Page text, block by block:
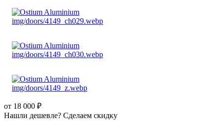
от 18 000 ₽
Нашли дешевле? Сделаем скидку